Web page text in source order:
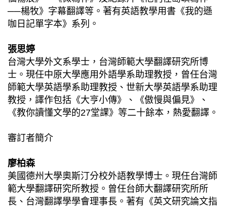
──楊牧》字幕翻譯等。著有英語教學用書《我的遜
咖日記單字本》系列。
張思婷
台灣大學外文系學士，台灣師範大學翻譯研究所博
士。現任中原大學應用外語學系助理教授，曾任台灣
師範大學英語學系助理教授、世新大學英語學系助理
教授，譯作包括《大亨小傳》、《傲慢與偏見》、
《教你讀懂文學的27堂課》等二十餘本，熱愛翻譯。
審訂者簡介
廖柏森
美國德州大學奧斯汀分校外語教學博士。現任台灣師
範大學翻譯研究所教授。曾任台師大翻譯研究所所
長、台灣翻譯學學會理事長。著有《英文研究論文指